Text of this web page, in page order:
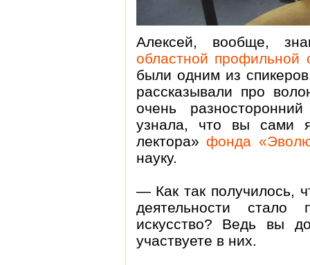
Алексей, вообще,
областной
были одним из
рассказывали про
очень
узнала, что вы сами
лектора»фонда
науку.
— Как так получилось,
деятельности стало
искусство? Ведь вы
участвуете в них.